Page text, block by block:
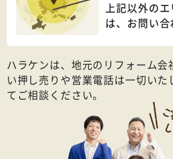
上記以外の
は、 お問い合
ハラケンは、地元のリフォーム会
い押し売りや営業電話は一切いた
てご相談ください。